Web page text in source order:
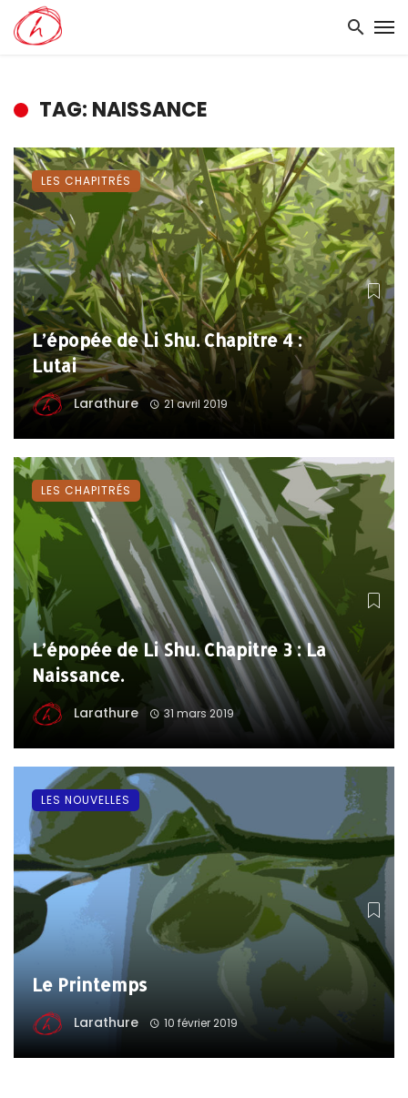
TAG: NAISSANCE
L’épopée de Li Shu. Chapitre 4 :
Lutai
Larathure 21 avril 2019
LES CHAPITRÉS
L’épopée de Li Shu. Chapitre 3 : La
Naissance.
Larathure 31 mars 2019
LES CHAPITRÉS
Le Printemps
Larathure 10 février 2019
LES NOUVELLES